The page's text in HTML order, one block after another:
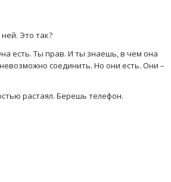
Это так?
есть. Ты прав. И ты знаешь, в чем она
соединить. Но они есть. Они –
растаял. Берешь телефон.